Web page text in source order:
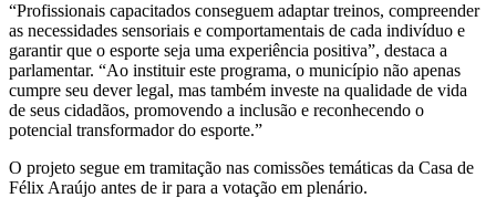
“Profissionais capacitados conseguem adaptar treinos, compreender
as necessidades sensoriais e comportamentais de cada indivíduo e
garantir que o esporte seja uma experiência positiva”, destaca a
parlamentar. “Ao instituir este programa, o município não apenas
cumpre seu dever legal, mas também investe na qualidade de vida
de seus cidadãos, promovendo a inclusão e reconhecendo o
potencial transformador do esporte.”
O projeto segue em tramitação nas comissões temáticas da Casa de
Félix Araújo antes de ir para a votação em plenário.